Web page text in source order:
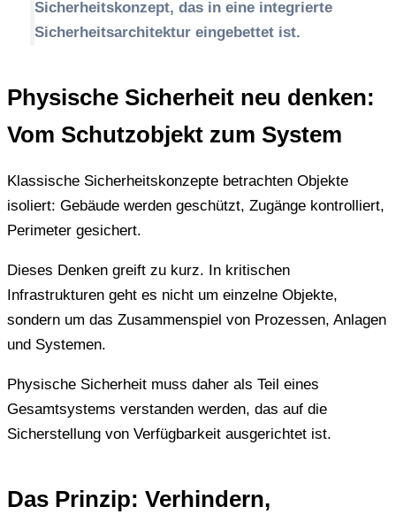
Sicherheitskonzept, das in eine integrierte
Sicherheitsarchitektur eingebettet ist.
Physische Sicherheit neu denken:
Vom Schutzobjekt zum System
Klassische Sicherheitskonzepte betrachten Objekte
isoliert: Gebäude werden geschützt, Zugänge kontrolliert,
Perimeter gesichert.
Dieses Denken greift zu kurz. In kritischen
Infrastrukturen geht es nicht um einzelne Objekte,
sondern um das Zusammenspiel von Prozessen, Anlagen
und Systemen.
Physische Sicherheit muss daher als Teil eines
Gesamtsystems verstanden werden, das auf die
Sicherstellung von Verfügbarkeit ausgerichtet ist.
Das Prinzip: Verhindern,